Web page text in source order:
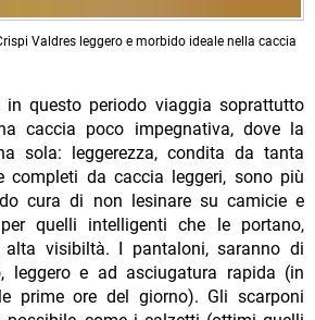
Valdres leggero e morbido ideale nella caccia
in questo periodo viaggia soprattutto
caccia poco impegnativa, dove la
sola: leggerezza, condita da tanta
completi da caccia leggeri, sono più
cura di non lesinare su camicie e
quelli intelligenti che le portano,
visibiltà. I pantaloni, saranno di
leggero e ad asciugatura rapida (in
prime ore del giorno). Gli scarponi